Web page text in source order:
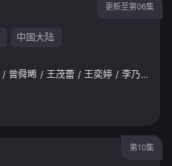
更新至第06集
中国大陆
/ 曾舜晞 / 王茂蕾 / 王奕婷 / 李乃文
第10集